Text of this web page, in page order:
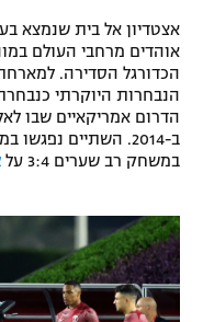
תקנון פעילות ספורט 1
רשיון להקרנה
הצטרפות לחבילת
תגיות
המגזין
אוהדים מרחבי העולם
הכדורגל הסדירה.
הדרום אמריקאיים שבו
ב-2014. השתיים נפגשו במשחק ידידות ב-2018, אז
במשחק רב שערים 3:4 על